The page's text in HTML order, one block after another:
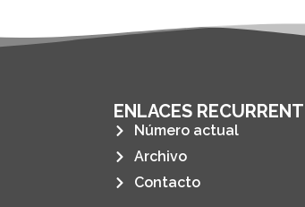
ENLACES
Número actual
Archivo
Contacto